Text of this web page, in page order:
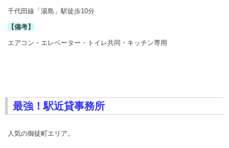
千代田線「湯島」駅徒歩10分
【備考】
エアコン・エレベーター・トイレ共同・キッチン専用
最強！駅近貸事務所
人気の御徒町エリア。